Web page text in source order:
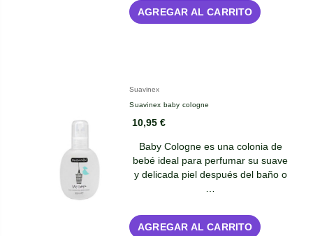
AGREGAR AL CARRITO
Suavinex
Suavinex baby cologne
10,95 €
Baby Cologne es una colonia de
bebé ideal para perfumar su suave
y delicada piel después del baño o
AGREGAR AL CARRITO